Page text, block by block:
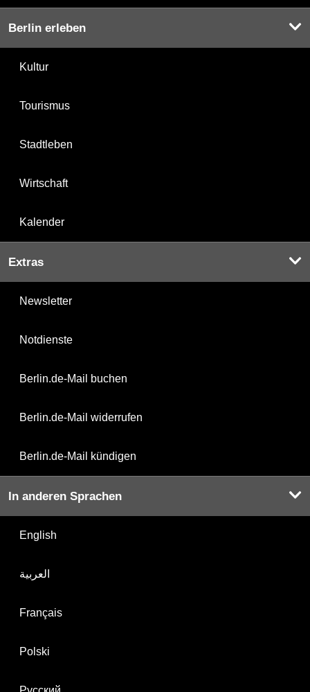
Berlin erleben
Kultur
Tourismus
Stadtleben
Wirtschaft
Kalender
Extras
Newsletter
Notdienste
Berlin.de-Mail buchen
Berlin.de-Mail widerrufen
Berlin.de-Mail kündigen
In anderen Sprachen
English
العربية
Français
Polski